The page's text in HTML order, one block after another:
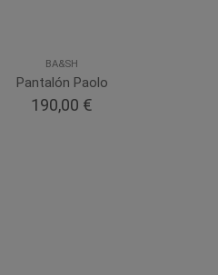
BA&SH
Pantalón Paolo
190,00 €